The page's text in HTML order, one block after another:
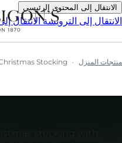
الانتقال إلى المحتوى الرئيسي
الانتقال إلى الترويسةالانتقال
منتجات المنزل Stocking
stocking with